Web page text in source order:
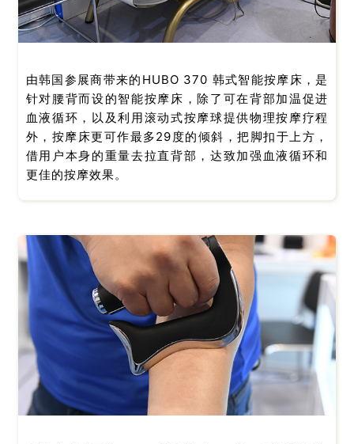
由韩国参展商带来的HUBO 370 韩式智能按摩床，是
针对腰背而设的智能按摩床，除了可在背部加温促进
血液循环，以及利用滚动式按摩球提供物理按摩疗程
外，按摩床更可作最多29度的倾斜，把脚扣于上方，
借用户本身的重量去拉直背部，达致加强血液循环和
更佳的按摩效果。